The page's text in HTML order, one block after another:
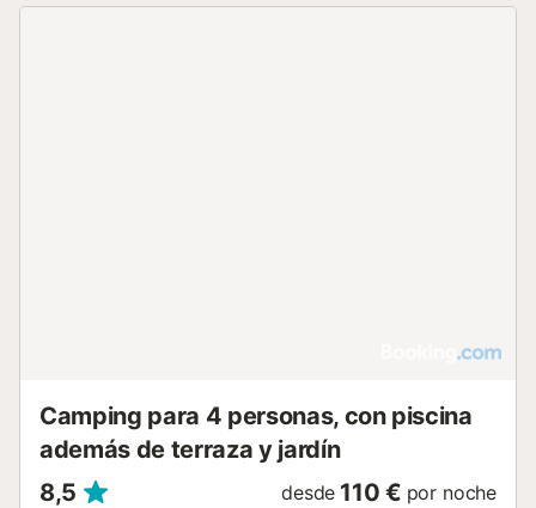
: Acceso a la playa : 4 km Acceso desactivado acces...
Camping para 4 personas, con piscina
además de terraza y jardín
8,5
desde 110 € por noche